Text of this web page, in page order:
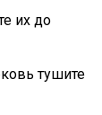
их до
тушите